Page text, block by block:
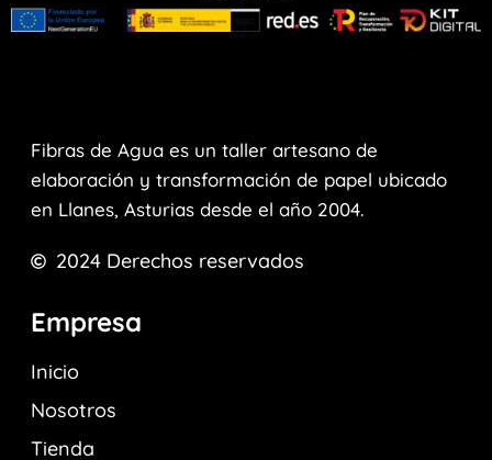
Fibras de Agua es un taller artesano de
elaboración y transformación de papel ubicado
en Llanes, Asturias desde el año 2004.
2024 Derechos reservados
Empresa
Inicio
Nosotros
Tienda